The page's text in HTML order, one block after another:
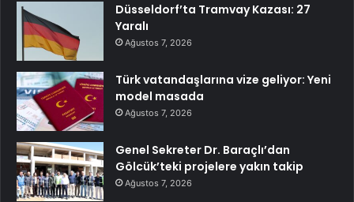
Düsseldorf’ta Tramvay Kazası: 27
Yaralı
Ağustos 7, 2026
Türk vatandaşlarına vize geliyor: Yeni
model masada
Ağustos 7, 2026
Genel Sekreter Dr. Baraçlı’dan
Gölcük’teki projelere yakın takip
Ağustos 7, 2026